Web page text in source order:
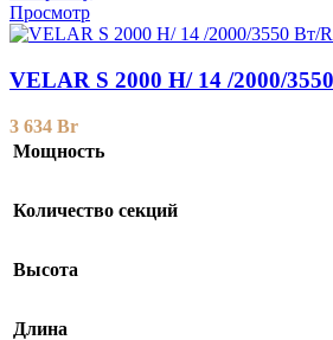
Просмотр
VELAR S 2000 H/ 14 /2000/
3 634 Br
Мощность
Количество секций
Высота
Длина